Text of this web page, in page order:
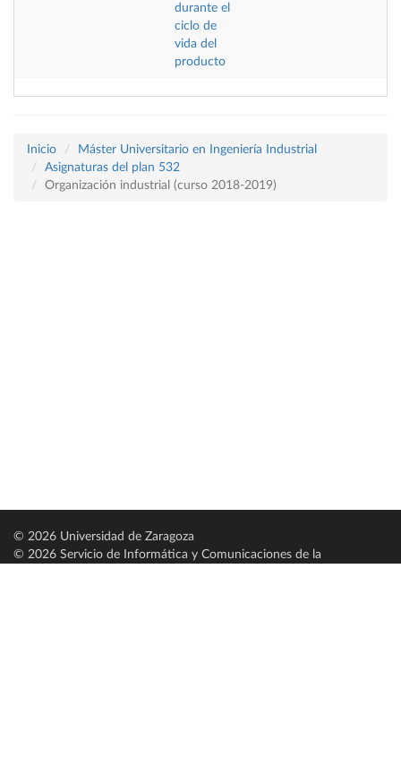
durante el
ciclo de
vida del
producto
Inicio
Máster Universitario en Ingeniería Industrial
Asignaturas del plan 532
Organización industrial (curso 2018-2019)
© 2026 Universidad de Zaragoza
© 2026 Servicio de Informática y Comunicaciones de la